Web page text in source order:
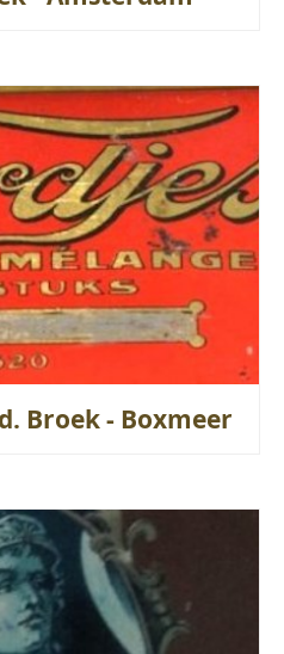
Broek - Boxmeer